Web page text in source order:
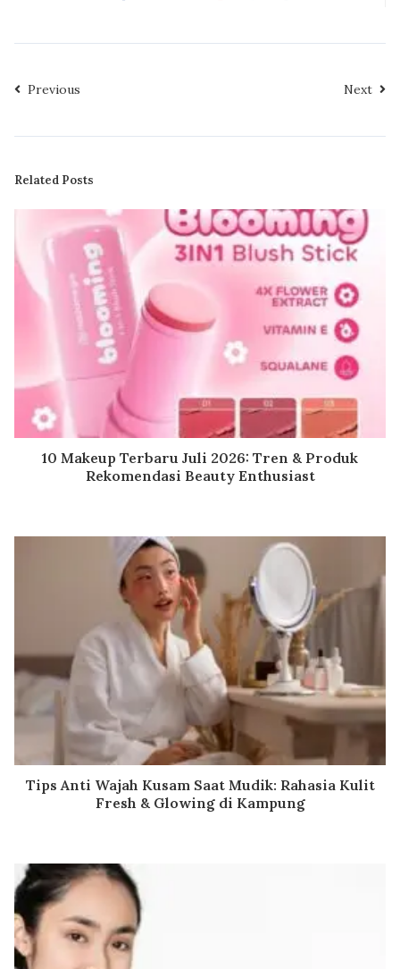
Previous Next
Related Posts
10 Makeup Terbaru Juli 2026: Tren & Produk
Rekomendasi Beauty Enthusiast
Tips Anti Wajah Kusam Saat Mudik: Rahasia Kulit
Fresh & Glowing di Kampung